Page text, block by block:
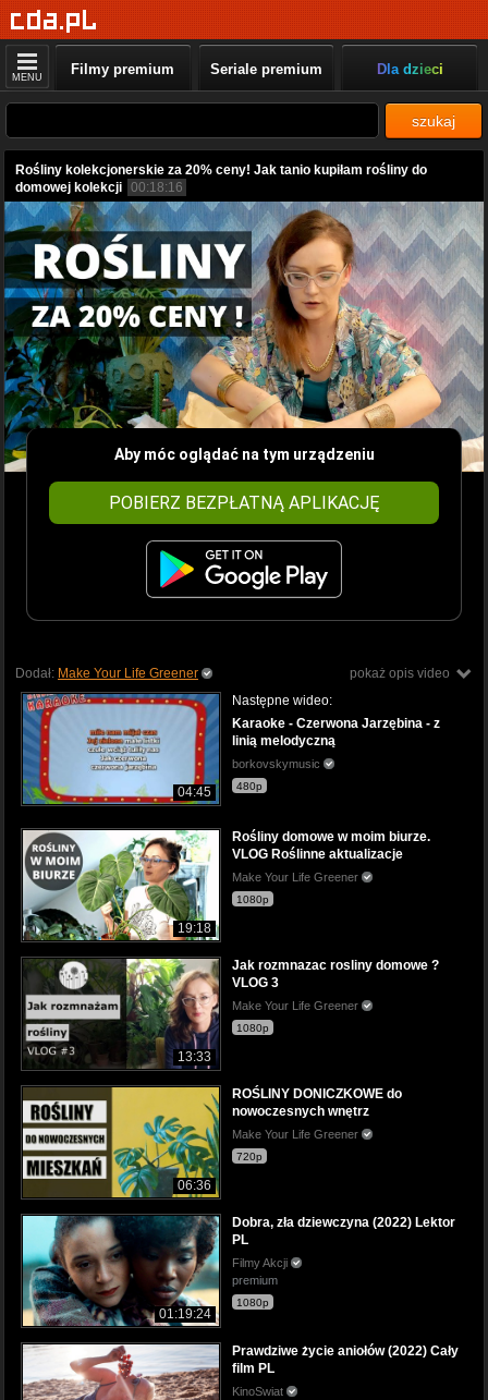
MENU Filmy premium Seriale premium Dla dzieci
szukaj
Rośliny kolekcjonerskie za 20% ceny! Jak tanio kupiłam rośliny do
domowej kolekcji 00:18:16
Aby móc oglądać na tym urządzeniu
POBIERZ BEZPŁATNĄ APLIKACJĘ
pokaż opis video
Dodał: Make Your Life Greener
04:45
Następne wideo:
Karaoke - Czerwona Jarzębina - z
linią melodyczną
borkovskymusic
480p
19:18
Rośliny domowe w moim biurze.
VLOG Roślinne aktualizacje
Make Your Life Greener
1080p
13:33
Jak rozmnazac rosliny domowe ?
VLOG 3
Make Your Life Greener
1080p
06:36
ROŚLINY DONICZKOWE do
nowoczesnych wnętrz
Make Your Life Greener
720p
01:19:24
Dobra, zła dziewczyna (2022) Lektor
PL
Filmy Akcji
premium
1080p
Prawdziwe życie aniołów (2022) Cały
film PL
KinoSwiat